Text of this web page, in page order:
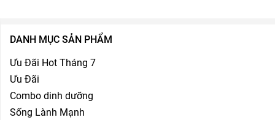
DANH MỤC SẢN PHẨM
Ưu Đãi Hot Tháng 7
Ưu Đãi
Combo dinh dưỡng
Sống Lành Mạnh